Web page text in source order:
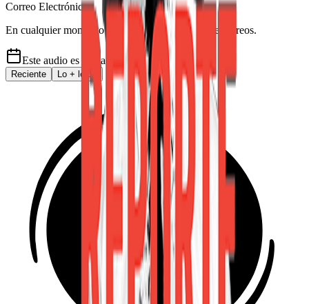
Correo Electrónico
En cualquier momento puede salirse de la lista de correos.
Este audio es de hace 5 años
Reciente Lo + leído